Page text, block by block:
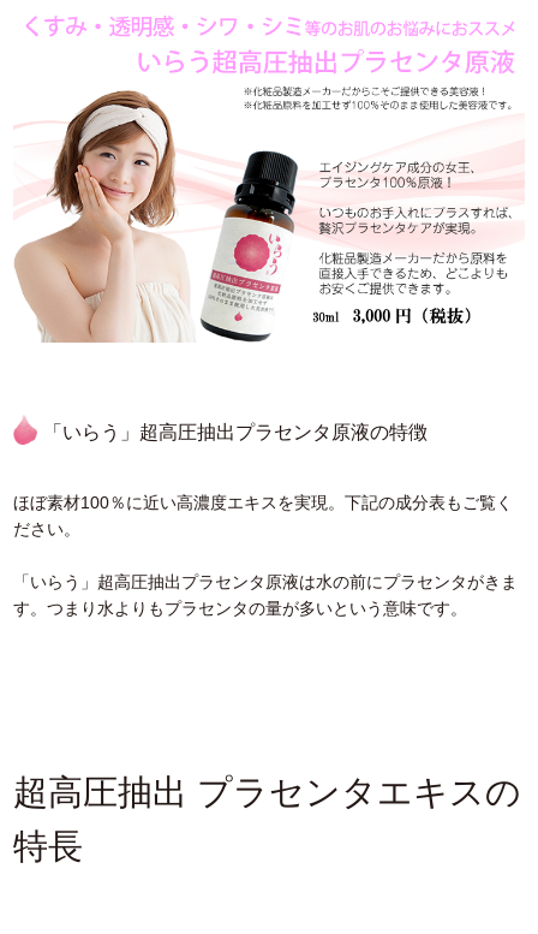
「いらう」超高圧抽出プラセンタ原液の特徴
ほぼ素材100％に近い高濃度エキスを実現。下記の成分表もご覧く
ださい。
「いらう」超高圧抽出プラセンタ原液は水の前にプラセンタがきま
す。つまり水よりもプラセンタの量が多いという意味です。
超高圧抽出 プラセンタエキスの
特長